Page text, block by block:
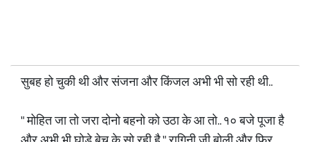
सुबह हो चुकी थी और संजना और किंजल अभी भी सो रही थी..
" मोहित जा तो जरा दोनो बहनो को उठा के आ तो.. १० बजे पूजा है